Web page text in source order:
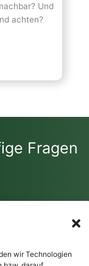
wir Technologien
Und
achten?
Fragen